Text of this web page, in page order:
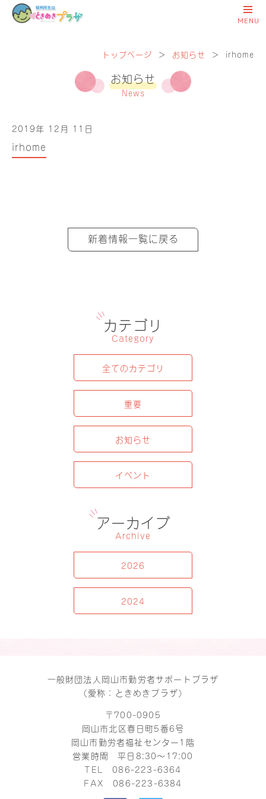
トップページ ＞ お知らせ ＞ irhome
お知らせ
News
2019年 12月 11日
irhome
新着情報一覧に戻る
カテゴリ
Category
全てのカテゴリ
重要
お知らせ
イベント
アーカイブ
Archive
2026
2024
一般財団法人岡山市勤労者サポートプラザ
（愛称：ときめきプラザ）
〒700-0905
岡山市北区春日町5番6号
岡山市勤労者福祉センター1階
営業時間 平日8:30～17:00
TEL086-223-6364
FAX 086-223-6384